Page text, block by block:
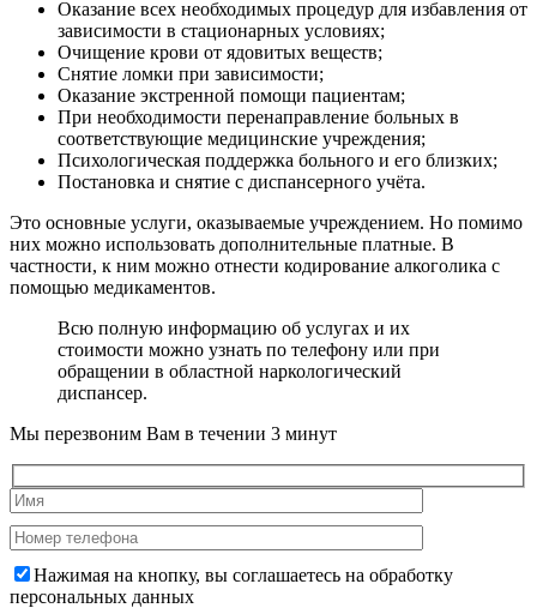
Оказание всех необходимых процедур для избавления от
зависимости в стационарных условиях;
Очищение крови от ядовитых веществ;
Снятие ломки при зависимости;
Оказание экстренной помощи пациентам;
При необходимости перенаправление больных в
соответствующие медицинские учреждения;
Психологическая поддержка больного и его близких;
Постановка и снятие с диспансерного учёта.
Это основные услуги, оказываемые учреждением. Но помимо
них можно использовать дополнительные платные. В
частности, к ним можно отнести кодирование алкоголика с
помощью медикаментов.
Всю полную информацию об услугах и их
стоимости можно узнать по телефону или при
обращении в областной наркологический
диспансер.
Мы перезвоним Вам в течении 3 минут
Нажимая на кнопку, вы соглашаетесь на обработку
персональных данных